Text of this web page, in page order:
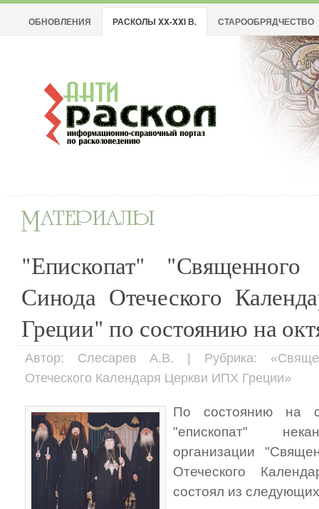
ОБНОВЛЕНИЯ РАСКОЛЫ XX-XXI В. СТАРООБРЯДЧЕСТВО
"Епископат" "Священного
Синода Отеческого
Греции" по состоянию на
Автор: Слесарев А.В. | Рубрика:
Отеческого Календаря Церкви ИПХ Греции»
По состоянию на
"епископат"
организации
Отеческого
состоял из